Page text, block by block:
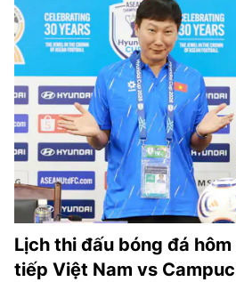
Lịch thi đấu bóng đá
tiếp Việt Nam vs